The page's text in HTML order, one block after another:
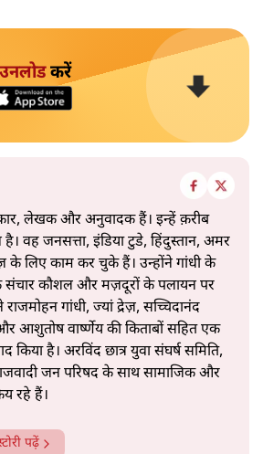
करें
लेखक और अनुवादक हैं। इन्हें क़रीब
वह जनसत्ता, इंडिया टुडे, हिंदुस्तान, अमर
के लिए काम कर चुके हैं। उन्होंने गांधी के
संचार कौशल और मज़दूरों के पलायन पर
राजमोहन गांधी, ज्यां द्रेज़, सच्चिदानंद
आशुतोष वार्ष्णेय की किताबों सहित एक
किया है। अरविंद छात्र युवा संघर्ष समिति,
जन परिषद के साथ सामाजिक और
रहे हैं।
पढ़ें